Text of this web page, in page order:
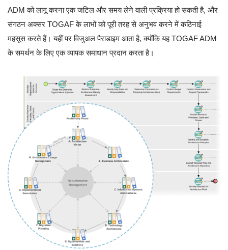
ADM को लागू करना एक जटिल और समय लेने वाली प्रक्रिया हो सकती है, और
संगठन अक्सर TOGAF के लाभों को पूरी तरह से अनुभव करने में कठिनाई
महसूस करते हैं। यहीं पर विजुअल पैराडाइम आता है, क्योंकि यह TOGAF ADM
के समर्थन के लिए एक व्यापक समाधान प्रदान करता है।